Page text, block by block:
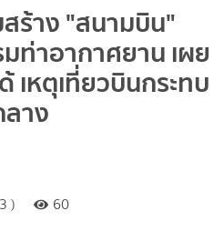
สร้าง "สนามบิน"
ท่าอากาศยาน เผย
เหตุเที่ยวบินกระทบ
าง
)
60